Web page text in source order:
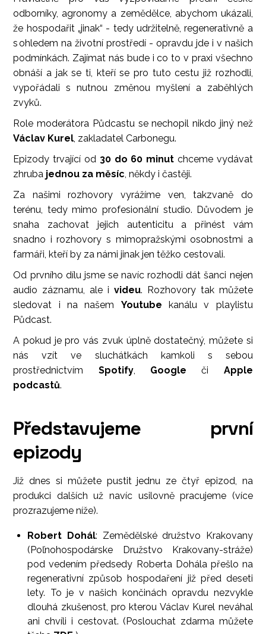
odborníky, agronomy a zemědělce, abychom ukázali,
že hospodařit „jinak“ - tedy udržitelně, regenerativně a
s ohledem na životní prostředí - opravdu jde i v našich
podmínkách. Zajímat nás bude i co to v praxi všechno
obnáší a jak se ti, kteří se pro tuto cestu již rozhodli,
vypořádali s nutnou změnou myšlení a zaběhlých
zvyků.
Role moderátora Půdcastu se nechopil nikdo jiný než
Václav Kurel, zakladatel Carbonegu.
Epizody trvající od 30 do 60 minut chceme vydávat
zhruba jednou za měsíc, někdy i častěji.
Za našimi rozhovory vyrážíme ven, takzvaně do
terénu, tedy mimo profesionální studio. Důvodem je
snaha zachovat jejich autenticitu a přinést vám
snadno i rozhovory s mimopražskými osobnostmi a
farmáři, kteří by za námi jinak jen těžko cestovali.
Od prvního dílu jsme se navíc rozhodli dát šanci nejen
audio záznamu, ale i videu. Rozhovory tak můžete
sledovat i na našem Youtube kanálu v playlistu
Půdcast.
A pokud je pro vás zvuk úplně dostatečný, můžete si
nás vzít ve sluchátkách kamkoli s sebou
prostřednictvím Spotify, Google či Apple
podcastů.
Představujeme první
epizody
Již dnes si můžete pustit jednu ze čtyř epizod, na
produkci dalších už navíc usilovně pracujeme (více
prozrazujeme níže).
Robert Dohál: Zemědělské družstvo Krakovany
(Poľnohospodárske Družstvo Krakovany-stráže)
pod vedením předsedy Roberta Dohála přešlo na
regenerativní způsob hospodaření již před deseti
lety. To je v našich končinách opravdu nezvykle
dlouhá zkušenost, pro kterou Václav Kurel neváhal
ani chvíli i cestovat. (Poslouchat zdarma můžete